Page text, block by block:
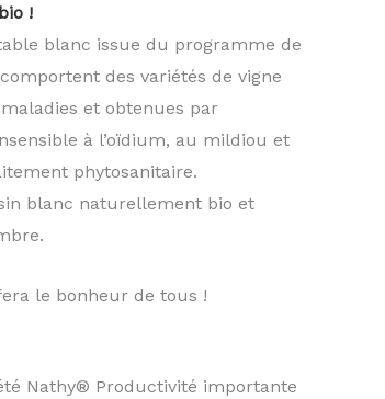
!
blanc issue du programme de
des variétés de vigne
et obtenues par
à l’oïdium, au mildiou et
phytosanitaire.
blanc naturellement bio et
le bonheur de tous !
Nathy® Productivité importante